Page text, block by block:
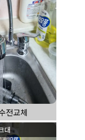
전교체
대